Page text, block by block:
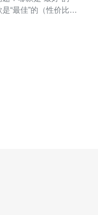
“最佳”的（性价比与
其在存在不规范的